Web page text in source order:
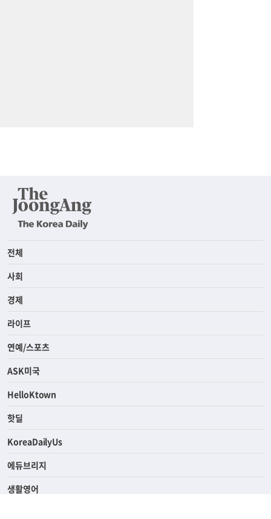
전체
사회
경제
라이프
연예/스포츠
ASK미국
HelloKtown
핫딜
KoreaDailyUs
에듀브리지
생활영어